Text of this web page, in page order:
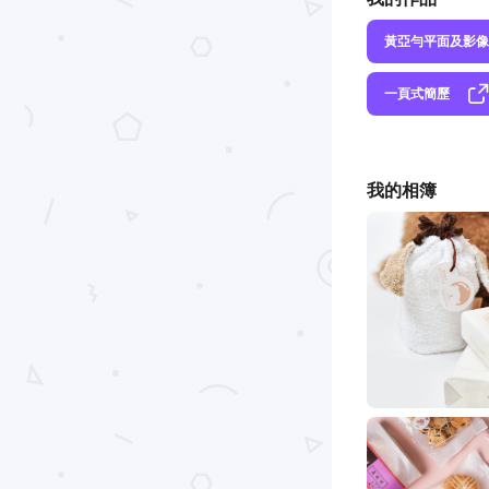
黃亞勻平面及影
一頁式簡歷
我的相簿